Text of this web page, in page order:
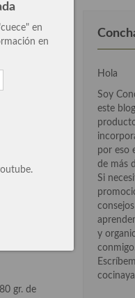
pera y
ra.
por
y le
delicia,
gr. de
Hola
Soy
este
por eso
de más
Si
y
en
en